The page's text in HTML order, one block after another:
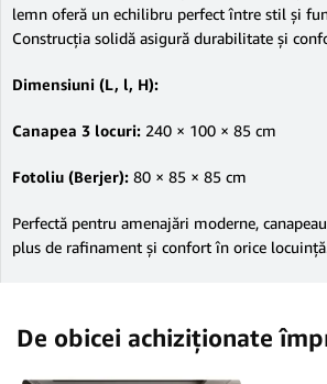
lemn oferă un echilibru perfect între stil și
Construcția solidă asigură durabilitate și
Dimensiuni (L, l, H):
Canapea 3 locuri: 240 × 100 × 85 cm
Fotoliu (Berjer): 80 × 85 × 85 cm
Perfectă pentru amenajări moderne,
plus de rafinament și confort în orice
De obicei achiziționate